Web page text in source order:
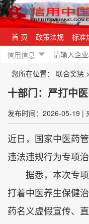
首 页 政策法规 标准
信用信息
您所在位置： 联合奖惩
十部门：严打中
发布时间：2026-05-19 |
近日，国家中医药
违法违规行为专项
据悉，本次专项
打着中医养生保健
药名义虚假宣传、